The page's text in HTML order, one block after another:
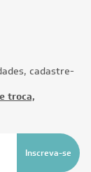
cadastre-
troca,
Inscreva-se